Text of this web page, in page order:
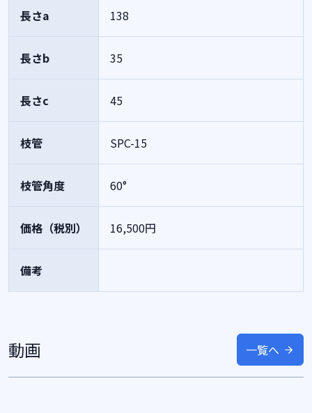
長さa 138
長さb 35
長さc 45
枝管 SPC-15
枝管角度 60°
価格（税別） 16,500円
備考
動画 一覧へ